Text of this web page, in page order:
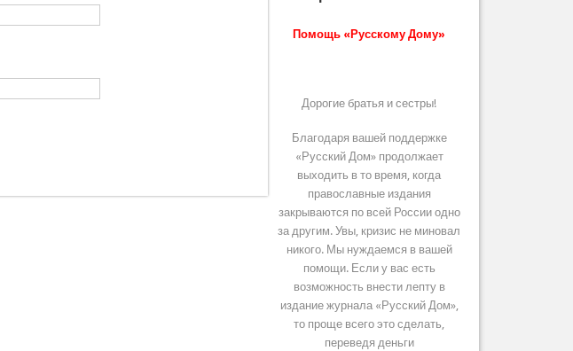
Помощь «Русскому Дому»
Дорогие братья и сестры!
Благодаря вашей поддержке
«Русский Дом» продолжает
выходить в то время, когда
православные издания
закрываются по всей России одно
за другим. Увы, кризис не миновал
никого. Мы нуждаемся в вашей
помощи. Если у вас есть
возможность внести лепту в
издание журнала «Русский Дом»,
то проще всего это сделать,
переведя деньги